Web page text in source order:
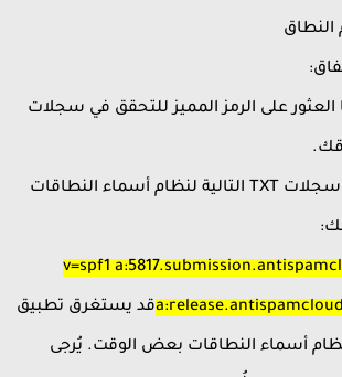
على الرمز المميز للتحقق في سجلات
عثرنا على سجلات TXT التالية لنظام أسماء النطاقات
v=spf1
قد يستغرق تطبيق
أسماء النطاقات بعض الوقت. يُرجى